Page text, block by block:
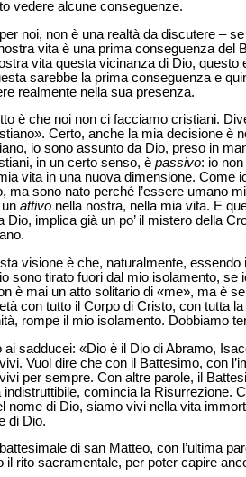
vedere alcune conseguenze.
noi, non è una realtà da discutere –
vita è una prima conseguenza del
vita questa vicinanza di Dio,
sarebbe la prima conseguenza e
realmente nella sua presenza.
è che noi non ci facciamo cristiani.
Certo, anche la mia decisione è
io sono assunto da Dio, preso in
in un certo senso, è passivo: io
vita in una nuova dimensione. Come
sono nato perché l’essere umano
attivo nella nostra, nella mia vita. E
implica già un po’ il mistero della
visione è che, naturalmente,
sono tirato fuori dal mio isolamento,
è mai un atto solitario di «me», ma è
con tutto il Corpo di Cristo, con tutta
rompe il mio isolamento. Dobbiamo
sadducei: «Dio è il Dio di Abramo,
Vuol dire che con il Battesimo, con
per sempre. Con altre parole, il
comincia la Risurrezione.
nome di Dio, siamo vivi nella vita
di Dio.
di san Matteo, con l’ultima
il rito sacramentale, per poter capire